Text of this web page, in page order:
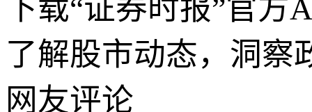
下载“证券时报”官方
了解股市动态，洞察
网友评论